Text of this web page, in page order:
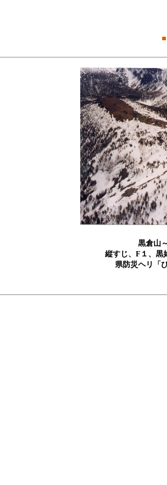
黒倉山
縦すじ、F１、黒
県防災ヘリ「